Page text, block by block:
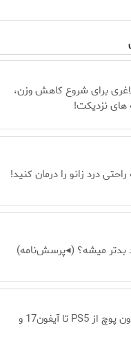
برای شروع کاهش وزن،
های نزدیکت!
درد زانو را درمان کنید!
بدتر میشه؟ (◂پرسش‌نامه)
گردونه شانس بدون پوچ از PS5 تا آیفون17 و